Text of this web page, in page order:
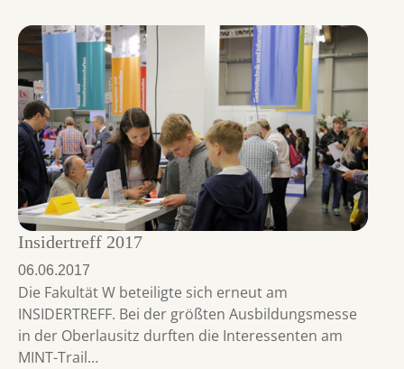
Insidertreff 2017
06.06.2017
Die Fakultät W beteiligte sich erneut am
INSIDERTREFF. Bei der größten Ausbildungsmesse
in der Oberlausitz durften die Interessenten am
MINT-Trail…